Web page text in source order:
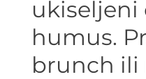
ukiseljeni
humus.
brunch ili